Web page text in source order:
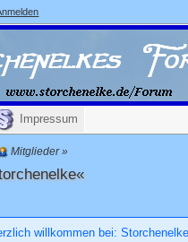
Impressum
Mitglieder»
willkommen bei: